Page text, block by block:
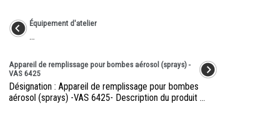
Équipement d'atelier
...
Appareil de remplissage pour bombes aérosol (sprays) -
VAS 6425
Désignation : Appareil de remplissage pour bombes
aérosol (sprays) -VAS 6425- Description du produit ...